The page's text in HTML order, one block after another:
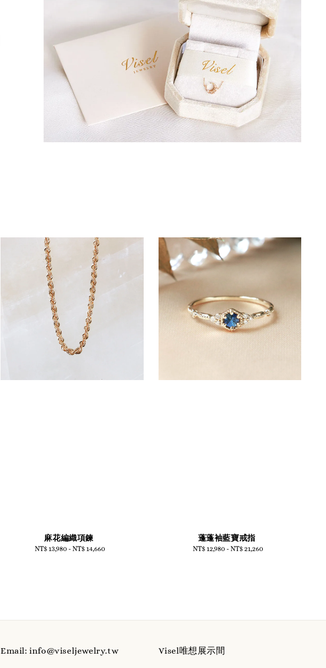
麻花編織項鍊
Regular
NT$ 13,980 -NT$ 14,660
蓬蓬袖藍寶戒指
Regular
NT$ 12,980-NT$ 21,260
Email: info@viseljewelry.tw Visel唯想展示間